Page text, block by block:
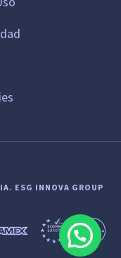
ESG INNOVA GROUP